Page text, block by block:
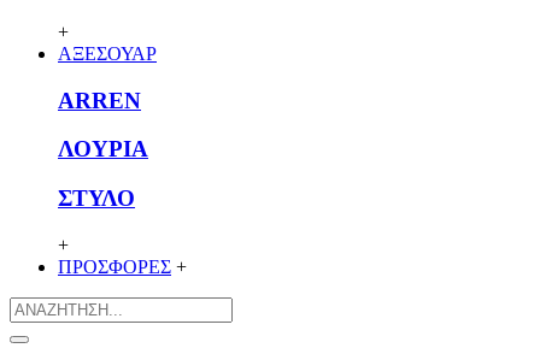
+
ΑΞΕΣΟΥΑΡ
ARREN
ΛΟΥΡΙΑ
ΣΤΥΛΟ
+
ΠΡΟΣΦΟΡΕΣ +